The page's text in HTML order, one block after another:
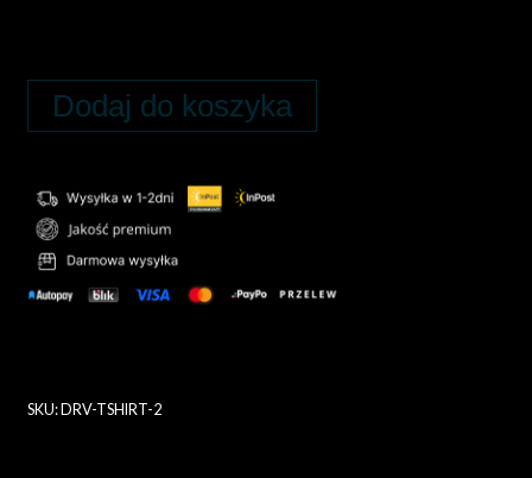
Dodaj do koszyka
SKU: DRV-TSHIRT-2